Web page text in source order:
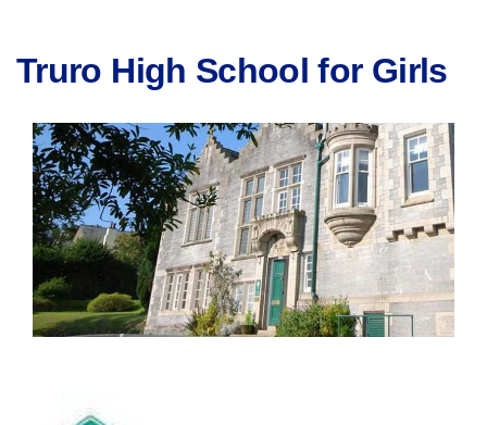
Truro High School for Girls